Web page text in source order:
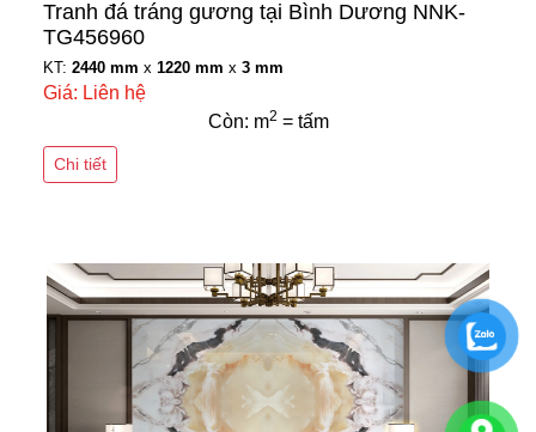
Tranh đá tráng gương tại Bình Dương NNK-
TG456960
KT: 2440 mm x 1220 mm x 3 mm
Giá: Liên hệ
Còn: m2 = tấm
Chi tiết